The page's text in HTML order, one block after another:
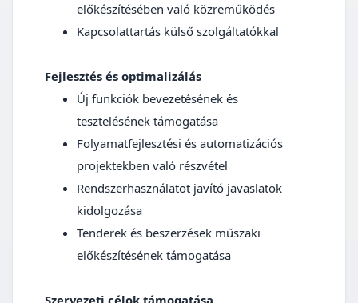
előkészítésében való közreműködés
Kapcsolattartás külső szolgáltatókkal
Fejlesztés és optimalizálás
Új funkciók bevezetésének és
tesztelésének támogatása
Folyamatfejlesztési és automatizációs
projektekben való részvétel
Rendszerhasználatot javító javaslatok
kidolgozása
Tenderek és beszerzések műszaki
előkészítésének támogatása
Szervezeti célok támogatása